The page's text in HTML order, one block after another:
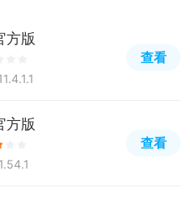
方版
查看
方版
查看